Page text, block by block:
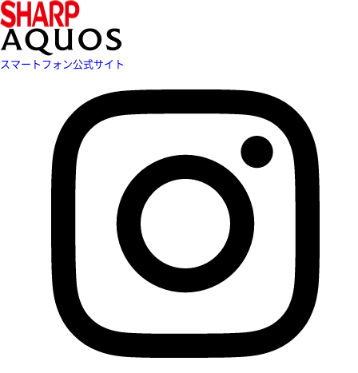
スマートフォン公式サイト